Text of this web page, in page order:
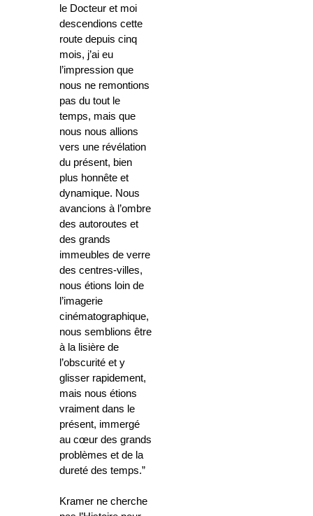
le Docteur et moi
descendions cette
route depuis cinq
mois, j’ai eu
l’impression que
nous ne remontions
pas du tout le
temps, mais que
nous nous allions
vers une révélation
du présent, bien
plus honnête et
dynamique. Nous
avancions à l’ombre
des autoroutes et
des grands
immeubles de verre
des centres-villes,
nous étions loin de
l’imagerie
cinématographique,
nous semblions être
à la lisière de
l’obscurité et y
glisser rapidement,
mais nous étions
vraiment dans le
présent, immergé
au cœur des grands
problèmes et de la
dureté des temps.”
Kramer ne cherche